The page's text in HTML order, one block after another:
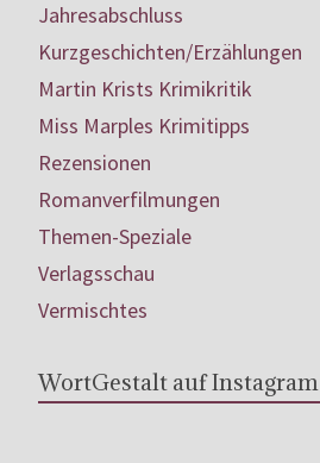
Jahresabschluss
Kurzgeschichten/Erzählungen
Martin Krists Krimikritik
Miss Marples Krimitipps
Rezensionen
Romanverfilmungen
Themen-Speziale
Verlagsschau
Vermischtes
WortGestalt auf Instagram